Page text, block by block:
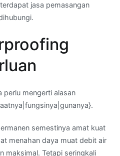
jasa pemasangan
perlu mengerti alasan
semestinya amat kuat
menahan daya muat debit air
maksimal. Tetapi seringkali